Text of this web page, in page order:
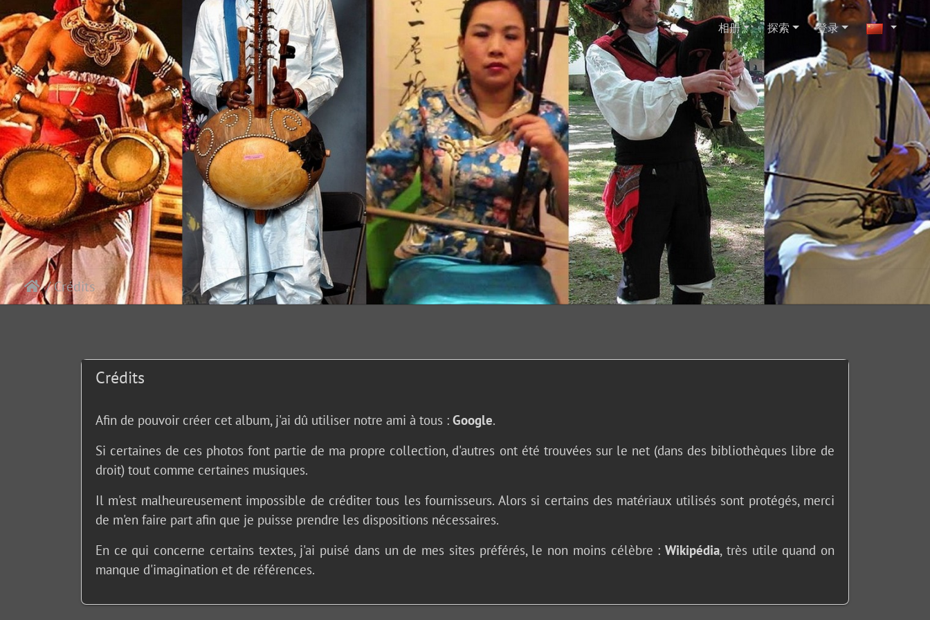
相册 探索 登录
/ Crédits
Crédits
Afin de pouvoir créer cet album, j'ai dû utiliser notre ami à tous : Google.
Si certaines de ces photos font partie de ma propre collection, d'autres ont été trouvées sur le net (dans des bibliothèques libre de
droit) tout comme certaines musiques.
Il m'est malheureusement impossible de créditer tous les fournisseurs. Alors si certains des matériaux utilisés sont protégés, merci
de m'en faire part afin que je puisse prendre les dispositions nécessaires.
En ce qui concerne certains textes, j'ai puisé dans un de mes sites préférés, le non moins célèbre :Wikipédia, très utile quand on
manque d'imagination et de références.